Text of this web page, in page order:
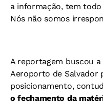
a informação, tem
Nós não somos
A reportagem buscou a
Aeroporto de Salvador
posicionamento,
o fechamento da